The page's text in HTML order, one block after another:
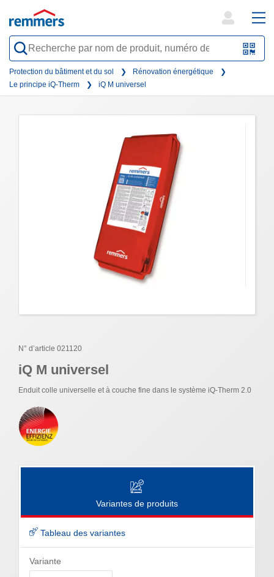
QR-
search
form
Protection du bâtiment et du sol
Rénovation énergétique
Le principe iQ-Therm
iQ M universel
N° d’article 021120
iQ M universel
Enduit colle universelle et à couche fine dans le système iQ-Therm 2.0
Variantes de produits
Tableau des variantes
Variante